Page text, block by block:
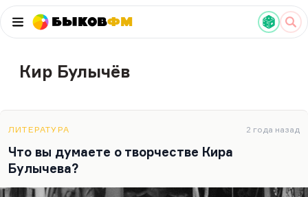
БыковФМ
Кир Булычёв
ЛИТЕРАТУРА 2 года назад
Что вы думаете о творчестве Кира
Булычева?